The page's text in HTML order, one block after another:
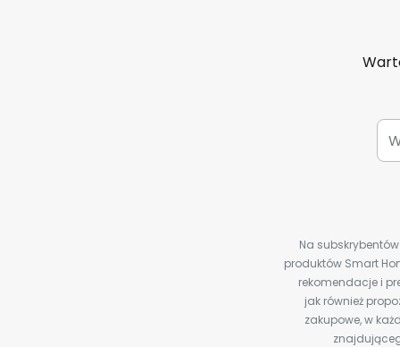
Na
produktów Smart
rekomendacje i
jak również
zakupowe, w